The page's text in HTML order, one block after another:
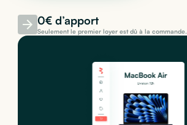
0€ d’apport
Seulement le premier loyer est dû à la commande.